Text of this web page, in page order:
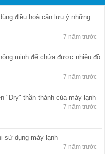
điều hoà cần lưu ý những
7 năm trước
minh để chứa được nhiều đồ
7 năm trước
"Dry" thần thánh của máy lạnh
7 năm trước
sử dụng máy lạnh
7 năm trước